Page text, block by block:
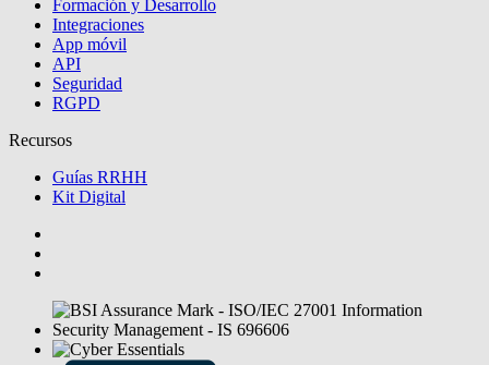
Formación y Desarrollo
Integraciones
App móvil
API
Seguridad
RGPD
Recursos
Guías RRHH
Kit Digital